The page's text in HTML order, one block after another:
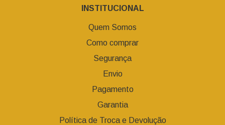
INSTITUCIONAL
Quem Somos
Como comprar
Segurança
Envio
Pagamento
Garantia
Política de Troca e Devolução